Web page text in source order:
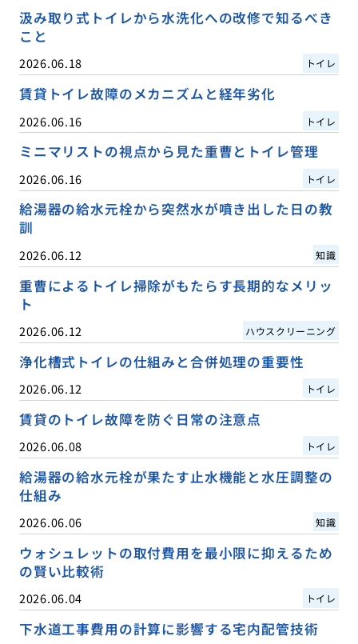
汲み取り式トイレから水洗化への改修で知るべき
こと
2026.06.18 トイレ
賃貸トイレ故障のメカニズムと経年劣化
2026.06.16 トイレ
ミニマリストの視点から見た重曹とトイレ管理
2026.06.16 トイレ
給湯器の給水元栓から突然水が噴き出した日の教
訓
2026.06.12 知識
重曹によるトイレ掃除がもたらす長期的なメリッ
ト
2026.06.12 ハウスクリーニング
浄化槽式トイレの仕組みと合併処理の重要性
2026.06.12 トイレ
賃貸のトイレ故障を防ぐ日常の注意点
2026.06.08 トイレ
給湯器の給水元栓が果たす止水機能と水圧調整の
仕組み
2026.06.06 知識
ウォシュレットの取付費用を最小限に抑えるため
の賢い比較術
2026.06.04 トイレ
下水道工事費用の計算に影響する宅内配管技術